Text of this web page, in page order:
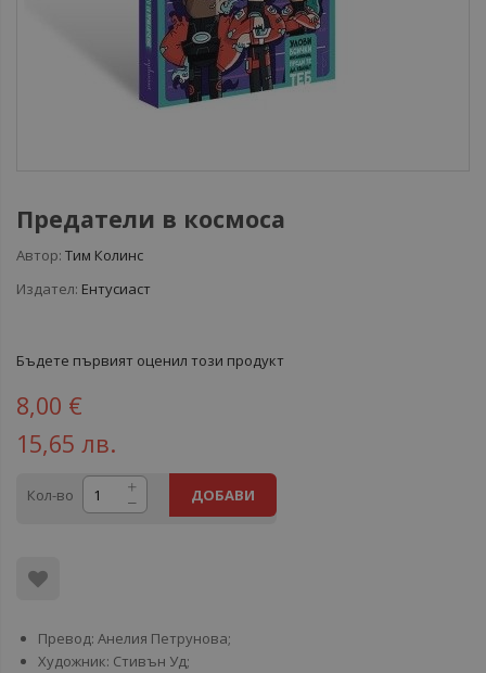
Предатели в космоса
Автор: Тим Колинс
Издател: Ентусиаст
Бъдете първият оценил този продукт
8,00 €
15,65 лв.
Кол-во ДОБАВИ
Превод: Анелия Петрунова;
Художник: Стивън Уд;